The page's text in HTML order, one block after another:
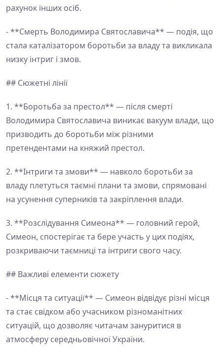
рахунок інших осіб.
- **Смерть Володимира Святославича** — подія, що
стала каталізатором боротьби за владу та викликала
низку інтриг і змов.
## Сюжетні лінії
1. **Боротьба за престол** — після смерті
Володимира Святославича виникає вакуум влади, що
призводить до боротьби між різними
претендентами на княжий престол.
2. **Інтриги та змови** — навколо боротьби за
владу плетуться таємні плани та змови, спрямовані
на усунення суперників та закріплення влади.
3. **Розслідування Симеона** — головний герой,
Симеон, спостерігає та бере участь у цих подіях,
розкриваючи таємниці та інтриги свого часу.
## Важливі елементи сюжету
- **Місця та ситуації** — Симеон відвідує різні місця
та стає свідком або учасником різноманітних
ситуацій, що дозволяє читачам зануритися в
атмосферу середньовічної України.